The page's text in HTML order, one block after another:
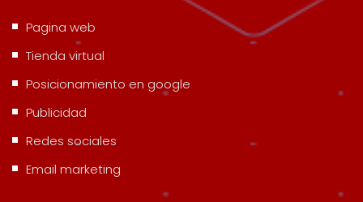
Pagina web
Tienda virtual
Posicionamiento en google
Publicidad
Redes sociales
Email marketing